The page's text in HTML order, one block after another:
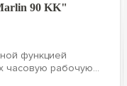
90 KK"
функцией
часовую рабочую...